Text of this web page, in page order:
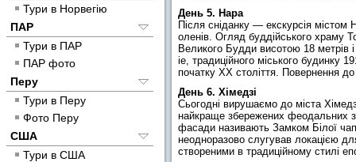
Тури в Норвегію
ПАР
Тури в ПАР
ПАР фото
Перу
Тури в Перу
Фото Перу
США
Тури в США
День 5. Нара
Після сніданку — екскурсія
оленів. Огляд буддійського храму
Великого Будди висотою 18 метрів
ie, традиційного міського будинку
початку ХХ століття. Повернення до
День 6. Хімедзі
Сьогодні вирушаємо до міста
найкраще збережених феодальних
фасади називають Замком Білої
неодноразово слугував локацією
створеними в традиційному стилі